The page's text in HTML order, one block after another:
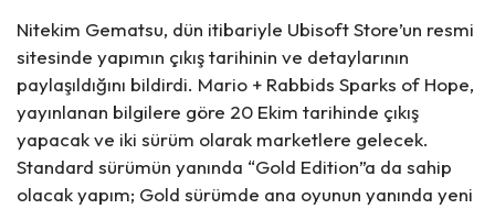
Nitekim Gematsu, dün itibariyle Ubisoft Store’un resmi
sitesinde yapımın çıkış tarihinin ve detaylarının
paylaşıldığını bildirdi. Mario + Rabbids Sparks of Hope,
yayınlanan bilgilere göre 20 Ekim tarihinde çıkış
yapacak ve iki sürüm olarak marketlere gelecek.
Standard sürümün yanında “Gold Edition”a da sahip
olacak yapım; Gold sürümde ana oyunun yanında yeni